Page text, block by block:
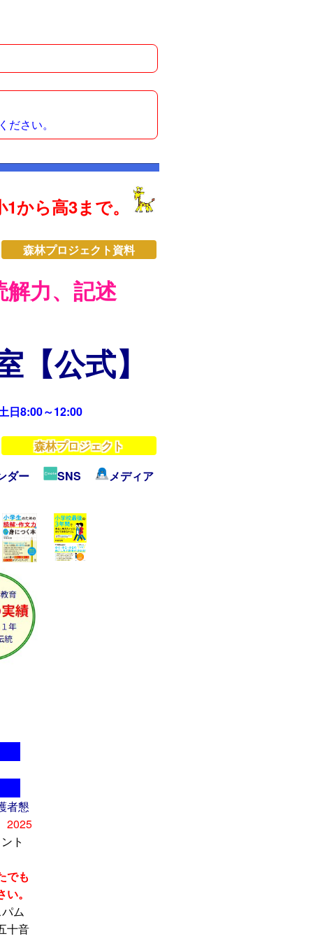
ださい。
から高3まで。
森林プロジェクト資料
力、記述
公式】
8:00～12:00
森林プロジェクト
ダー SNS メディア
者懇
2025
ト
でも
。
パム
十音